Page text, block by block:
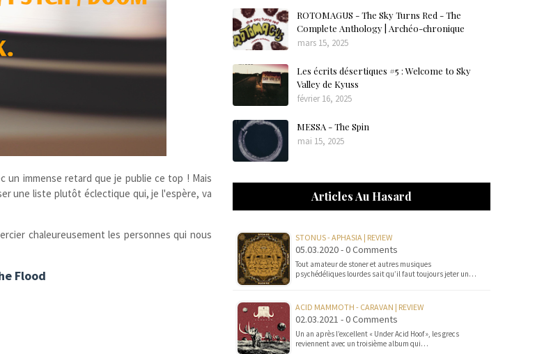
un immense retard que je publie ce top ! Mais
une liste plutôt éclectique qui, je l'espère, va
chaleureusement les personnes qui nous
Flood
ROTOMAGUS - The Sky Turns Red - The
Complete Anthology | Archéo-chronique
mars 15, 2025
Les écrits désertiques #5 : Welcome to Sky
Valley de Kyuss
février 16, 2025
MESSA - The Spin
mai 15, 2025
Articles Au Hasard
STONUS - APHASIA | REVIEW
05.03.2020 - 0 Comments
Tout amateur de stoner et autres musiques
psychédéliques lourdes sait qu’il faut toujours jeter un…
ACID MAMMOTH - CARAVAN | REVIEW
02.03.2021 - 0 Comments
Un an après l’excellent « Under Acid Hoof », les grecs
reviennent avec un troisième album qui…